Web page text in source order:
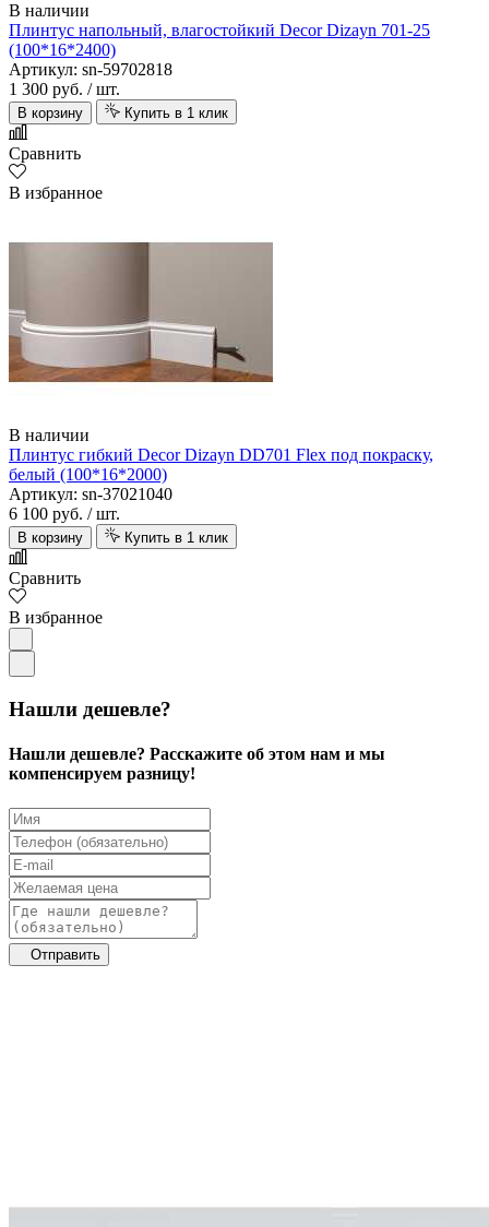
В наличии
Плинтус напольный, влагостойкий Decor Dizayn 701-25
(100*16*2400)
Артикул: sn-59702818
1 300 руб. / шт.
В корзину Купить в 1 клик
Сравнить
В избранное
В наличии
Плинтус гибкий Decor Dizayn DD701 Flex под покраску,
белый (100*16*2000)
Артикул: sn-37021040
6 100 руб. / шт.
В корзину Купить в 1 клик
Сравнить
В избранное
Нашли дешевле?
Нашли дешевле? Расскажите об этом нам и мы
компенсируем разницу!
Отправить